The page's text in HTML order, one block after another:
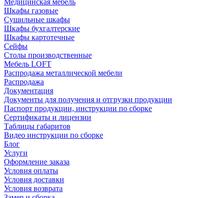
Медицинская мебель
Шкафы газовые
Сушильные шкафы
Шкафы бухгалтерские
Шкафы картотечные
Сейфы
Столы производственные
Мебель LOFT
Распродажа металлической мебели
Распродажа
Документация
Документы для получения и отгрузки продукции
Паспорт продукции, инструкции по сборке
Сертификаты и лицензии
Таблицы габаритов
Видео инструкции по сборке
Блог
Услуги
Оформление заказа
Условия оплаты
Условия доставки
Условия возврата